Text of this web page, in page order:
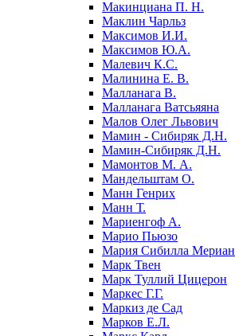
Макинциана П. Н.
Маклин Чарльз
Максимов И.И.
Максимов Ю.А.
Малевич К.С.
Малинина Е. В.
Малланага В.
Малланага Ватсьяяна
Малов Олег Львович
Мамин - Сибиряк Д.Н.
Мамин-Сибиряк Д.Н.
Мамонтов М. А.
Мандельштам О.
Манн Генрих
Манн Т.
Мариенгоф А.
Марио Пьюзо
Мария Сибилла Мериан
Марк Твен
Марк Туллий Цицерон
Маркес Г.Г.
Маркиз де Сад
Марков Е.Л.